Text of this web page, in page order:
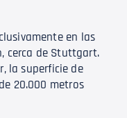
en las
cerca de Stuttgart.
la superficie de
20.000 metros